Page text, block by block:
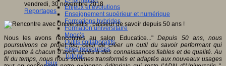
Enjeux et évolutions
Enseignement supérieur et numérique
Formations hybrides
Formation universitaire
Mooc’s
Outils collaboratifs
Sites ressources
Tutorat
Jeux
vendredi, 30 novembre 2018
Reportages
Nous les avons rencontrés au salon Educatice..." Depuis 50 ans, nous
poursuivons ce projet fou, celui de créer un outil du savoir performant qui
permette à chacun d’avoir accès à des connaissances fiables et de qualité. Au
fil du temps, nous nous sommes transformés et adaptés aux nouveaux usages